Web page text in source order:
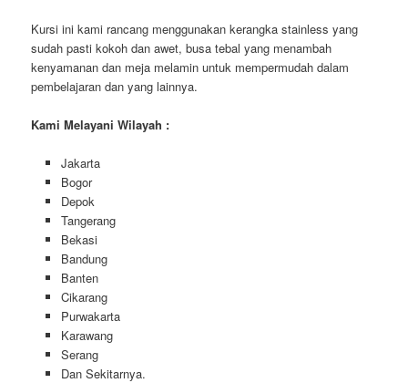
Kursi ini kami rancang menggunakan kerangka stainless yang
sudah pasti kokoh dan awet, busa tebal yang menambah
kenyamanan dan meja melamin untuk mempermudah dalam
pembelajaran dan yang lainnya.
Kami Melayani Wilayah :
Jakarta
Bogor
Depok
Tangerang
Bekasi
Bandung
Banten
Cikarang
Purwakarta
Karawang
Serang
Dan Sekitarnya.